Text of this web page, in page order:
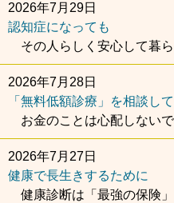
2026年7月29日
認知症になっても
その人らしく安心して暮
2026年7月28日
「無料低額診療」を相談し
お金のことは心配しないで
2026年7月27日
健康で長生きするために
健康診断は「最強の保険」